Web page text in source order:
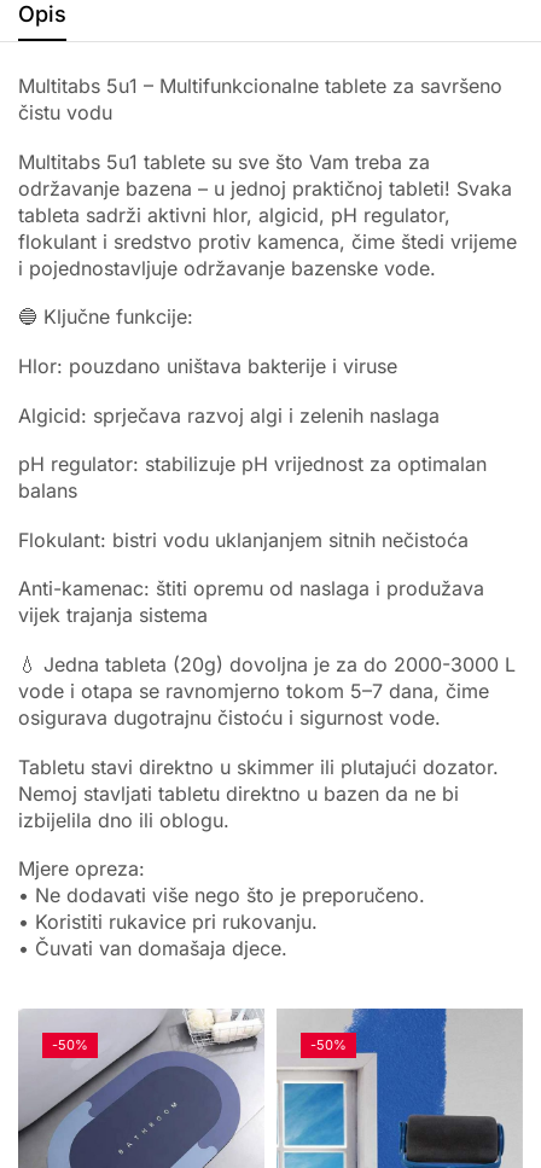
Opis
Multitabs 5u1 – Multifunkcionalne tablete za savršeno
čistu vodu
Multitabs 5u1 tablete su sve što Vam treba za
održavanje bazena – u jednoj praktičnoj tableti! Svaka
tableta sadrži aktivni hlor, algicid, pH regulator,
flokulant i sredstvo protiv kamenca, čime štedi vrijeme
i pojednostavljuje održavanje bazenske vode.
🔵 Ključne funkcije:
Hlor: pouzdano uništava bakterije i viruse
Algicid: sprječava razvoj algi i zelenih naslaga
pH regulator: stabilizuje pH vrijednost za optimalan
balans
Flokulant: bistri vodu uklanjanjem sitnih nečistoća
Anti-kamenac: štiti opremu od naslaga i produžava
vijek trajanja sistema
💧 Jedna tableta (20g) dovoljna je za do 2000-3000 L
vode i otapa se ravnomjerno tokom 5–7 dana, čime
osigurava dugotrajnu čistoću i sigurnost vode.
Tabletu stavi direktno u skimmer ili plutajući dozator.
Nemoj stavljati tabletu direktno u bazen da ne bi
izbijelila dno ili oblogu.
Mjere opreza:
• Ne dodavati više nego što je preporučeno.
• Koristiti rukavice pri rukovanju.
• Čuvati van domašaja djece.
-50% -50%